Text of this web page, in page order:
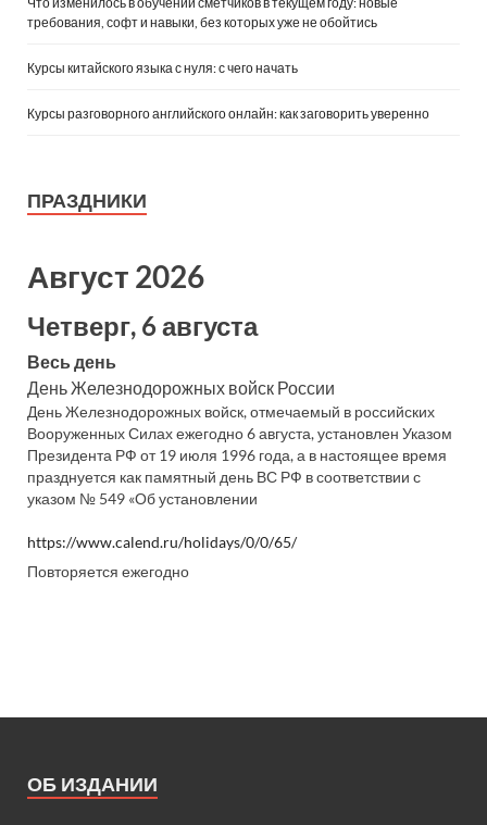
требования, софт и навыки, без которых уже не обойтись
Курсы китайского языка с нуля: с чего начать
Курсы разговорного английского онлайн: как заговорить уверенно
ПРАЗДНИКИ
Август 2026
Четверг, 6 августа
Весь день
День Железнодорожных войск России
День Железнодорожных войск, отмечаемый в российских
Вооруженных Силах ежегодно 6 августа, установлен Указом
Президента РФ от 19 июля 1996 года, а в настоящее время
празднуется как памятный день ВС РФ в соответствии с
указом № 549 «Об установлении
https://www.calend.ru/holidays/0/0/65/
Повторяется ежегодно
ОБ ИЗДАНИИ